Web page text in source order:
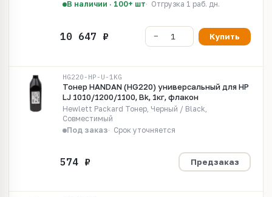
В наличии · 100+ шт
Отгрузка 1 раб. дн.
Купить
HG220-HP-U-1KG
Тонер HANDAN (HG220) универсальный для HP
LJ 1010/1200/1100, Bk, 1кг, флакон
Hewlett Packard Тонер, Черный / Black,
Совместимый
Под заказ
Срок уточняется
Предзаказ